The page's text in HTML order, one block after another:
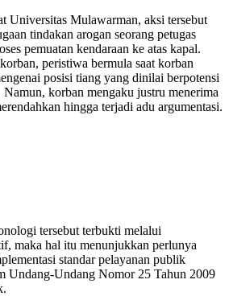
Universitas Mulawarman, aksi tersebut
tindakan arogan seorang petugas
pemuatan kendaraan ke atas kapal.
peristiwa bermula saat korban
posisi tiang yang dinilai berpotensi
Namun, korban mengaku justru menerima
hingga terjadi adu argumentasi.
tersebut terbukti melalui
maka hal itu menunjukkan perlunya
standar pelayanan publik
Undang-Undang Nomor 25 Tahun 2009